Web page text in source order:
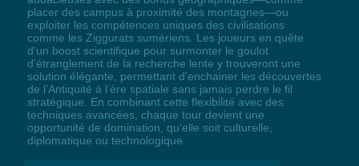
placer des campus à proximité des montagnes—ou
exploiter les compétences uniques des civilisations
comme les Ziggurats sumériens. Les joueurs en quête
d'un boost scientifique pour surmonter le goulot
d’étranglement de la recherche lente y trouveront une
solution élégante, permettant d'enchainer les découvertes
de l’Antiquité à l’ère spatiale sans jamais perdre le fil
stratégique. En combinant cette flexibilité avec des
techniques avancées, chaque tour devient une
opportunité de domination, qu’elle soit culturelle,
diplomatique ou technologique.